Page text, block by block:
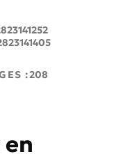
:208